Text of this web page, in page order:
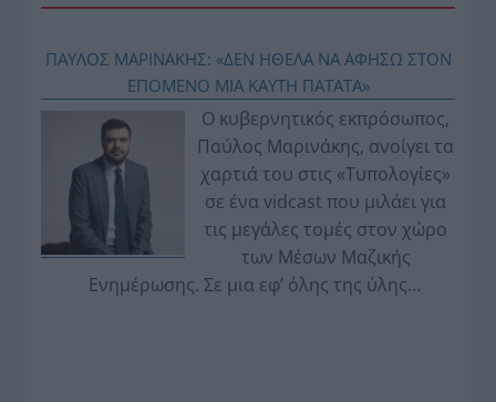
ΠΑΥΛΟΣ ΜΑΡΙΝΑΚΗΣ: «ΔΕΝ ΗΘΕΛΑ ΝΑ ΑΦΗΣΩ ΣΤΟΝ
ΕΠΟΜΕΝΟ ΜΙΑ ΚΑΥΤΗ ΠΑΤΑΤΑ»
Ο κυβερνητικός εκπρόσωπος,
Παύλος Μαρινάκης, ανοίγει τα
χαρτιά του στις «Τυπολογίες»
σε ένα vidcast που μιλάει για
τις μεγάλες τομές στον χώρο
των Μέσων Μαζικής
Ενημέρωσης. Σε μια εφ’ όλης της ύλης